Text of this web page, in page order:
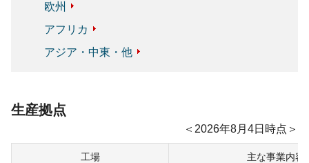
欧州
アフリカ
アジア・中東・他
生産拠点
2026年8月4日時点
工場 主な事業内容